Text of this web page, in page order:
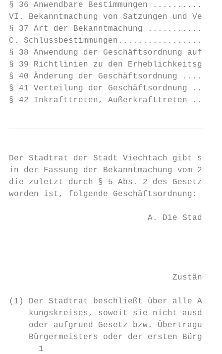
§ 36 Anwendbare
VI. Bekanntmachung von
§ 37 Art der Bekanntmachung
C.
§ 38 Anwendung der
§ 39 Richtlinien zu den
§ 40 Änderung der
§ 41 Verteilung der
§ 42 Inkrafttreten,
Der Stadtrat der Stadt Viechtach gibt sich
in der Fassung der Bekanntmachung vom
die zuletzt durch § 5 Abs. 2 des Gesetzes
worden ist, folgende Geschäftsordnung:
A. Die
(1) Der Stadtrat beschließt über alle
kungskreises, soweit sie nicht
oder aufgrund Gesetz bzw. Übertragung
Bürgermeisters oder der ersten
      1